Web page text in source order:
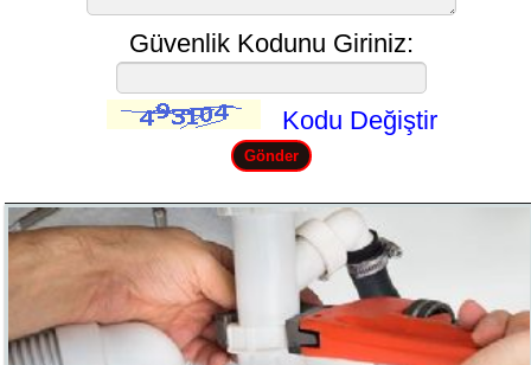
Güvenlik Kodunu Giriniz:
Kodu Değiştir